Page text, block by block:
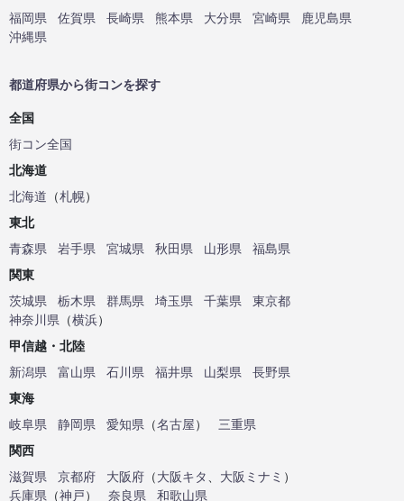
福岡県
佐賀県 長崎県 熊本県 大分県 宮崎県
鹿児島県
沖縄県
都道府県から街コンを探す
全国
街コン全国
北海道
北海道 （札幌）
東北
青森県
岩手県 宮城県 秋田県 山形県
福島県
関東
茨城県
栃木県 群馬県 埼玉県 千葉県
東京都
神奈川県 （横浜）
甲信越・北陸
新潟県
富山県 石川県 福井県 山梨県
長野県
東海
岐阜県
静岡県 愛知県 （名古屋）
三重県
関西
滋賀県
京都府 大阪府 （大阪キタ 大阪ミナミ ）
兵庫県 （神戸） 奈良県
和歌山県